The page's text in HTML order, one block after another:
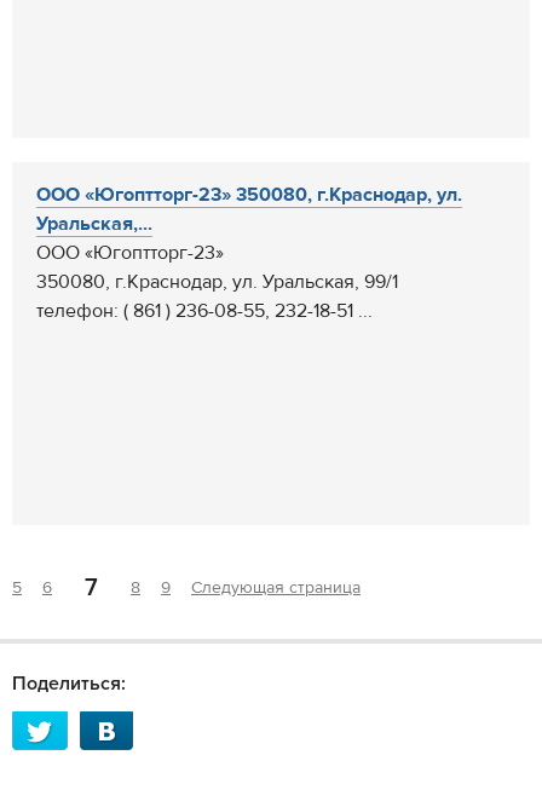
ООО «Югоптторг-23» 350080, г.Краснодар, ул.
Уральская,...
ООО «Югоптторг-23»
350080, г.Краснодар, ул. Уральская, 99/1
телефон: ( 861 ) 236-08-55, 232-18-51 ...
5 6 7 8 9 Следующая страница
Поделиться: